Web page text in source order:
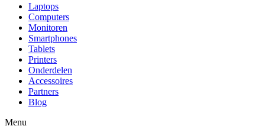
Laptops
Computers
Monitoren
Smartphones
Tablets
Printers
Onderdelen
Accessoires
Partners
Blog
Menu